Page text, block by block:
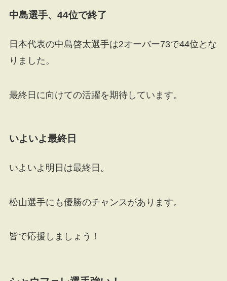
中島選手、44位で終了
日本代表の中島啓太選手は2オーバー73で44位とな
りました。
最終日に向けての活躍を期待しています。
いよいよ最終日
いよいよ明日は最終日。
松山選手にも優勝のチャンスがあります。
皆で応援しましょう！